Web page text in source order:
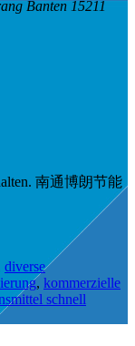
Banten 15211
南通博朗节能
diverse
, kommerzielle
schnell